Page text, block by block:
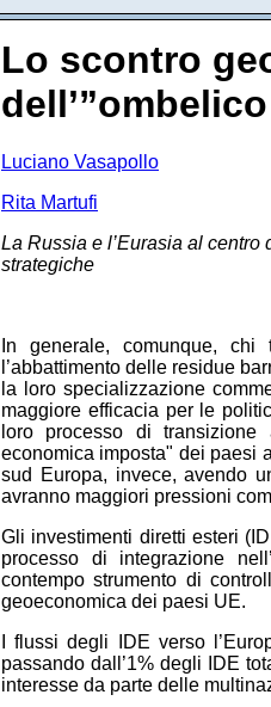
Lo scontro
Luciano Vasapollo
Rita Martufi
La Russia e l’Eurasia al
strategiche
In generale, comunque, chi
l’abbattimento delle residue
la loro specializzazione
maggiore efficacia per le
loro processo di transizione
economica imposta" dei paesi
sud Europa, invece, avendo
avranno maggiori pressioni
Gli investimenti diretti esteri
processo di integrazione
contempo strumento di
geoeconomica dei paesi UE.
I flussi degli IDE verso
passando dall’1% degli IDE
interesse da parte delle